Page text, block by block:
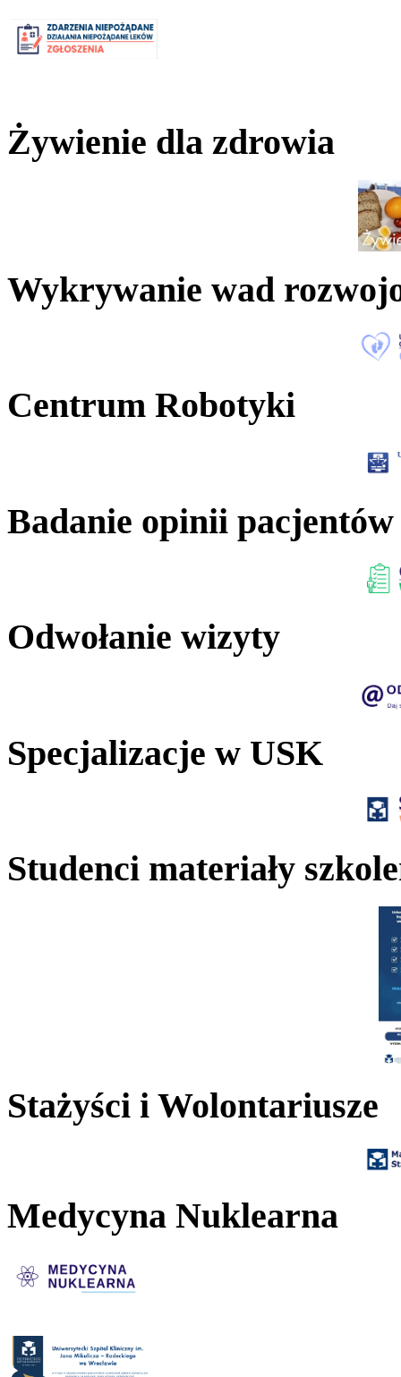
Żywienie dla zdrowia
Wykrywanie wad
Centrum Robotyki
Badanie opinii pacjentów
Odwołanie wizyty
Specjalizacje w USK
Studenci materiały
Stażyści i Wolontariusze
Medycyna Nuklearna